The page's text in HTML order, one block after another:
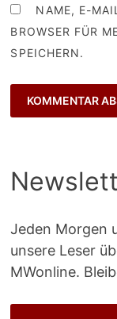
NAME, E-
BROWSER FÜR
SPEICHERN.
Jeden Morgen
unsere Leser
MWonline.